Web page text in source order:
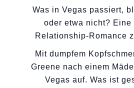
Was in Vegas passiert,
oder etwa nicht? Eine
Relationship-Romance
Mit dumpfem
Greene nach einem
Vegas auf. Was ist